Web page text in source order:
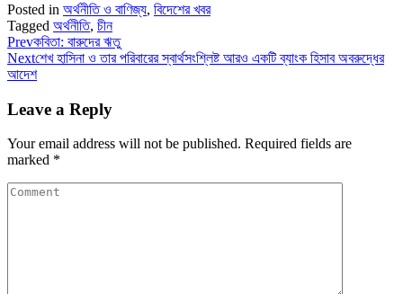
Posted in অর্থনীতি ও বাণিজ্য, বিদেশের খবর
Tagged অর্থনীতি, চীন
Prevকবিতা: বারুদের ঋতু
Nextশেখ হাসিনা ও তার পরিবারের স্বার্থসংশ্লিষ্ট আরও একটি ব্যাংক হিসাব অবরুদ্ধের
আদেশ
Leave a Reply
Your email address will not be published. Required fields are
marked *